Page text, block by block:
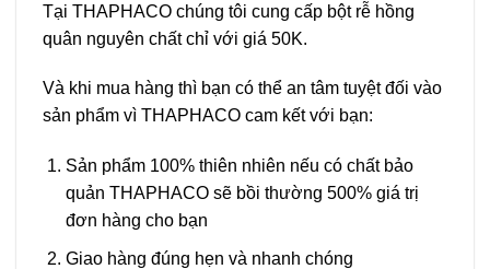
Tại THAPHACO chúng tôi cung cấp bột rễ hồng
quân nguyên chất chỉ với giá 50K.
Và khi mua hàng thì bạn có thể an tâm tuyệt đối vào
sản phẩm vì THAPHACO cam kết với bạn:
Sản phẩm 100% thiên nhiên nếu có chất bảo
quản THAPHACO sẽ bồi thường 500% giá trị
đơn hàng cho bạn
Giao hàng đúng hẹn và nhanh chóng